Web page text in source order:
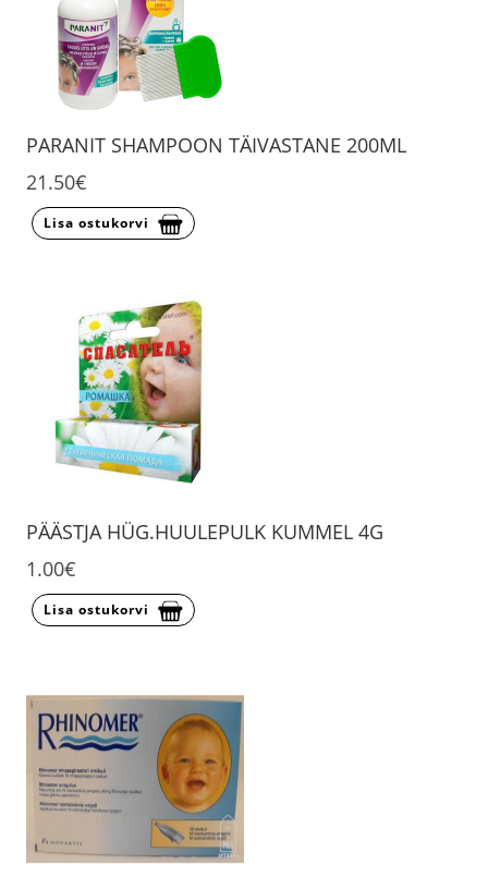
PARANIT SHAMPOON TÄIVASTANE 200ML
21.50€
Lisa ostukorvi
PÄÄSTJA HÜG.HUULEPULK KUMMEL 4G
1.00€
Lisa ostukorvi